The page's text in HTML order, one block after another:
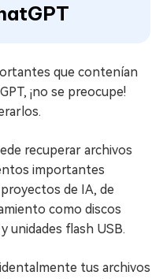
que contenían
¡no se preocupe!
recuperar archivos
importantes
de IA, de
como discos
unidades flash USB.
tus archivos